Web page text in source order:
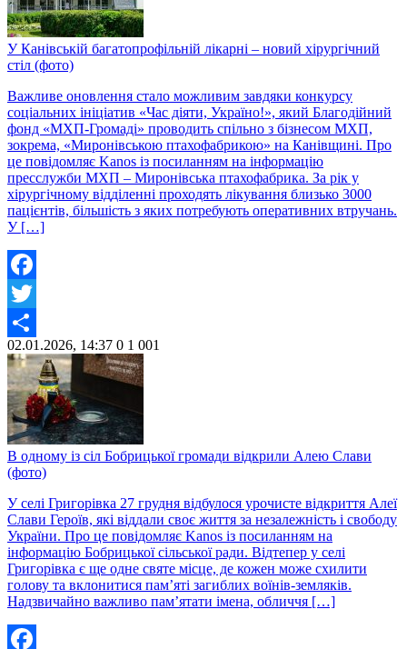
У Канівській багатопрофільній лікарні – новий хірургічний
стіл (фото)
Важливе оновлення стало можливим завдяки конкурсу
соціальних ініціатив «Час діяти, Україно!», який Благодійний
фонд «МХП-Громаді» проводить спільно з бізнесом МХП,
зокрема, «Миронівською птахофабрикою» на Канівщині. Про
це повідомляє Kanos із посиланням на інформацію
пресслужби МХП – Миронівська птахофабрика. За рік у
хірургічному відділенні проходять лікування близько 3000
пацієнтів, більшість з яких потребують оперативних втручань.
У […]
Facebook
Twitter
Share
02.01.2026, 14:37 0 1 001
В одному із сіл Бобрицької громади відкрили Алею Слави
(фото)
У селі Григорівка 27 грудня відбулося урочисте відкриття Алеї
Слави Героїв, які віддали своє життя за незалежність і свободу
України. Про це повідомляє Kanos із посиланням на
інформацію Бобрицької сільської ради. Відтепер у селі
Григорівка є ще одне святе місце, де кожен може схилити
голову та вклонитися пам’яті загиблих воїнів-земляків.
Надзвичайно важливо пам’ятати імена, обличчя […]